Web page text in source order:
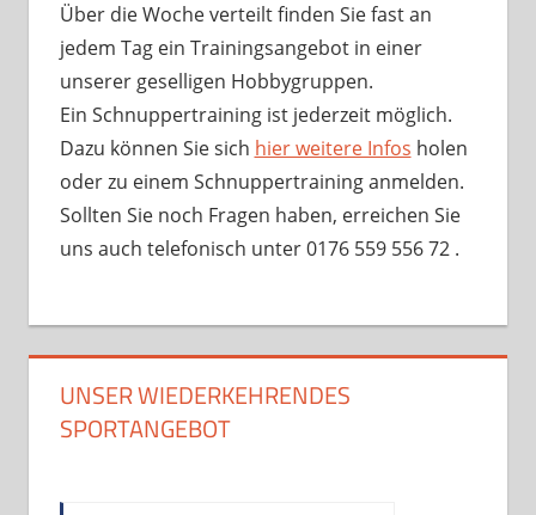
Über die Woche verteilt finden Sie fast an
jedem Tag ein Trainingsangebot in einer
unserer geselligen Hobbygruppen.
Ein Schnuppertraining ist jederzeit möglich.
Dazu können Sie sich hier weitere Infos holen
oder zu einem Schnuppertraining anmelden.
Sollten Sie noch Fragen haben, erreichen Sie
uns auch telefonisch unter 0176 559 556 72 .
UNSER WIEDERKEHRENDES
SPORTANGEBOT